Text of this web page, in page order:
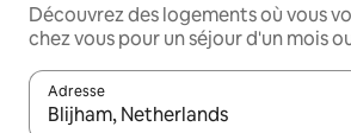
Découvrez des logements où vous
chez vous pour un séjour d'un mois
Adresse
Lorsque les résultats s'affichent,